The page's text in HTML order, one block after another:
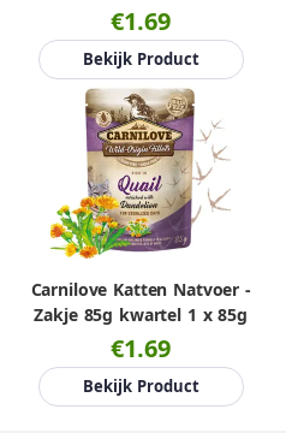
€1.69
Bekijk Product
Carnilove Katten Natvoer -
Zakje 85g kwartel 1 x 85g
€1.69
Bekijk Product